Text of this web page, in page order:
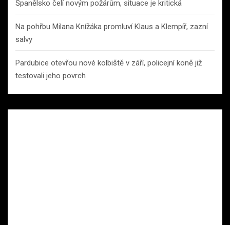
Španělsko čelí novým požárům, situace je kritická
Na pohřbu Milana Knížáka promluví Klaus a Klempíř, zazní
salvy
Pardubice otevřou nové kolbiště v září, policejní koně již
testovali jeho povrch